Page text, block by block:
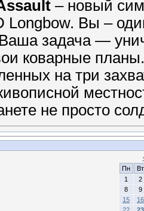
– новый
Longbow. Вы –
задача —
коварные
на три
не просто
Пн
Вт
1
2
8
9
15
16